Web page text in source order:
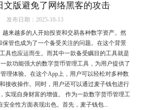
文版避免了网络黑客的攻击
发布日期：2025-10-13
越来越多的人开始投资和交易各种数字资产。然
保管也成为了一个备受关注的问题。在这个背景
具也应运而生。而其中一款备受瞩目的工具就是
款功能强大的数字货币管理工具，为用户提供了
理体验。在这个App上，用户可以轻松对多种数
接收操作。同时，用户还可以通过麦子钱包进行
实现自身财富的增值。 作为一款数字货币管理工
安全性方面表现出色。首先，麦子钱包...